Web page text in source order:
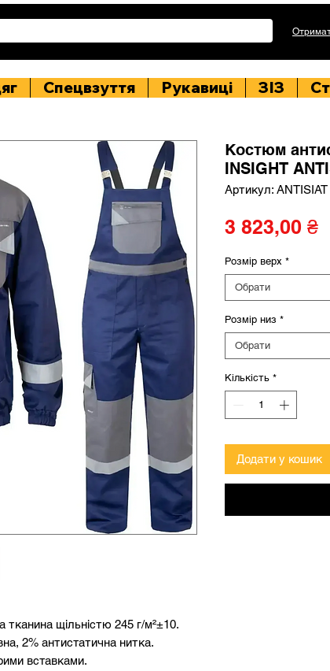
Спецвзуття Рукавиці ЗІЗ
тканина щільністю 245 г/м²±10.
2% антистатична нитка.
вставками.
Костюм
INSIGHT
Артикул:
3 823,00 ₴
Розмір верх *
Обрати
Розмір низ *
Обрати
Кількість *
Додати у кошик